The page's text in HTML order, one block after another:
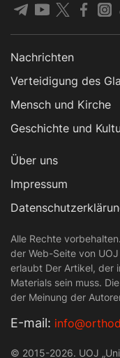
Nachrichten
Verteidigung des
Mensch und Kirche
Geschichte und
Über uns
Impressum
Alle Rechte
der Web-Seite von
erlaubt Der Artikel, der
Materials sein muss.
der Meinung der
Е-mail:
© 2015-2026. UOJ